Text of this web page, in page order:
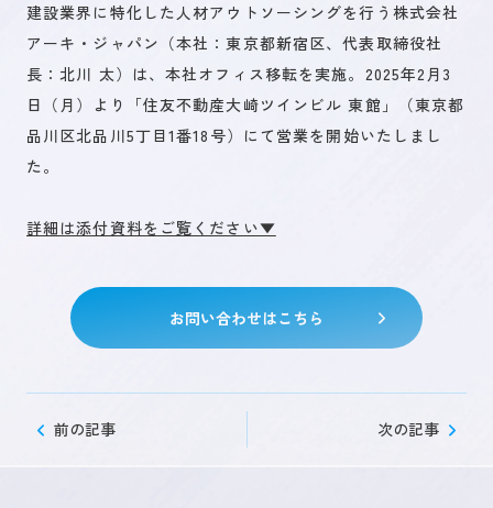
未来を創るひとづくり
キャリア登録
建設業界に特化した人材アウトソーシングを行う株式会社
アーキ・ジャパン（本社：東京都新宿区、代表取締役社
長：北川 太）は、本社オフィス移転を実施。2025年2月3
日（月）より「住友不動産大崎ツインビル 東館」（東京都
品川区北品川5丁目1番18号）にて営業を開始いたしまし
た。
詳細は添付資料をご覧ください▼
お問い合わせはこちら
前の記事 次の記事